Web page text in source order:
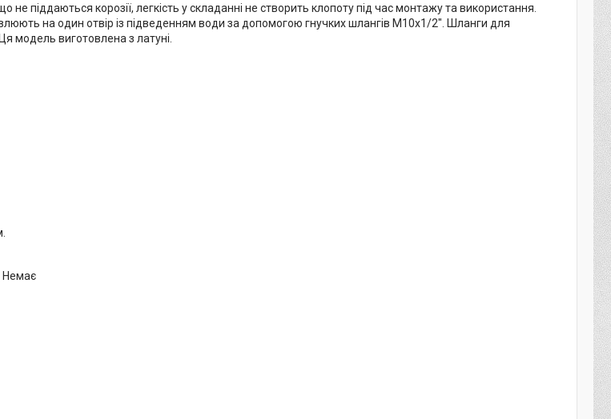
не піддаються корозії, легкість у складанні не створить клопоту під час монтажу та використання.
на один отвір із підведенням води за допомогою гнучких шлангів М10х1/2". Шланги для
модель виготовлена з латуні.
Немає